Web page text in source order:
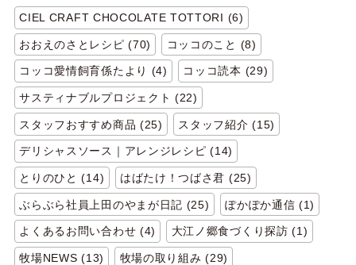
CIEL CRAFT CHOCOLATE TOTTORI (6)
おおえのさとレシピ (70) コッコのこと (8)
コッコ愛情飼育係たより (4) コッコ読本 (29)
サスティナブルプロジェクト (22)
スタッフおすすめ商品 (25) スタッフ紹介 (15)
デリシャスソース｜アレンジレシピ (14)
とりのひと (14) はばたけ！つばさ君 (25)
ぶらぶら社員上田のやまが日記 (25) ぽかぽか通信 (1)
よくあるお問い合わせ (4) 大江ノ郷食づくり探訪 (1)
牧場NEWS (13) 牧場の取り組み (29)